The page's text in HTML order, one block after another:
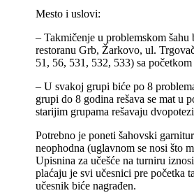
Mesto i uslovi:
– Takmičenje u problemskom šahu
restoranu Grb, Žarkovo, ul.
51, 56, 531, 532, 533) sa početkom
– U svakoj grupi biće po 8
grupi do 8 godina rešava se mat u
starijim grupama rešavaju
Potrebno je poneti šahovski
neophodna (uglavnom se nosi što
Upisnina za učešće na turniru
plaćaju je svi učesnici pre početka
učesnik biće nagrađen.